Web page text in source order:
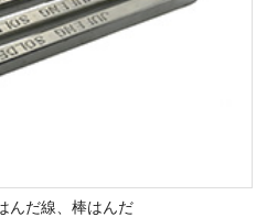
んだ線、棒はんだ